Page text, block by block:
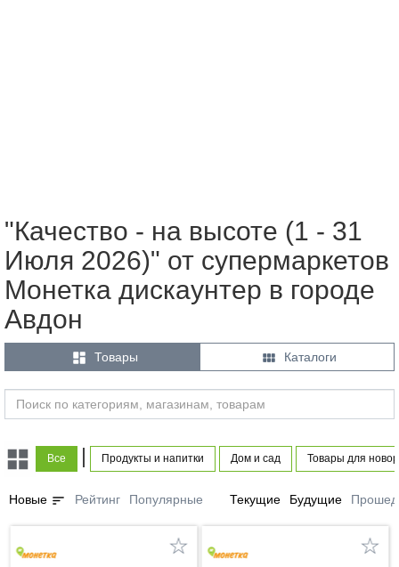
"Качество - на высоте (1 - 31
Июля 2026)" от супермаркетов
Монетка дискаунтер в городе
Авдон
 Товары  Каталоги
Все | Продукты и напитки Дом и сад Товары для
Новые sort Рейтинг Популярные Текущие Будущие